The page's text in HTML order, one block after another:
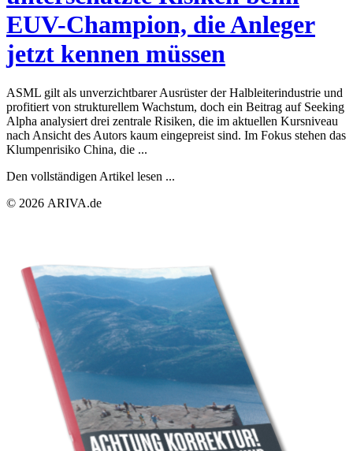
EUV-Champion, die Anleger
jetzt kennen müssen
ASML gilt als unverzichtbarer Ausrüster der Halbleiterindustrie und
profitiert von strukturellem Wachstum, doch ein Beitrag auf Seeking
Alpha analysiert drei zentrale Risiken, die im aktuellen Kursniveau
nach Ansicht des Autors kaum eingepreist sind. Im Fokus stehen das
Klumpenrisiko China, die ...
Den vollständigen Artikel lesen ...
© 2026 ARIVA.de